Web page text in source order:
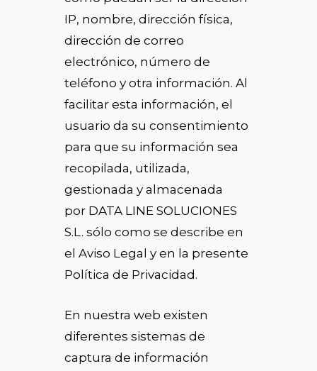
IP, nombre, dirección física,
dirección de correo
electrónico, número de
teléfono y otra información. Al
facilitar esta información, el
usuario da su consentimiento
para que su información sea
recopilada, utilizada,
gestionada y almacenada
por DATA LINE SOLUCIONES
S.L. sólo como se describe en
el Aviso Legal y en la presente
Política de Privacidad.
En nuestra web existen
diferentes sistemas de
captura de información